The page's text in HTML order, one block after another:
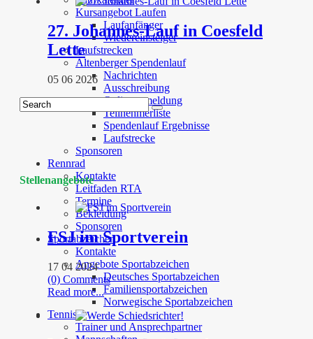
Kursangebot Laufen
Laufanfänger
Wiedereinsteiger
Laufstrecken
Altenberger Spendenlauf
Nachrichten
Ausschreibung
Onlineanmeldung
Teilnehmerliste
Spendenlauf Ergebnisse
Laufstrecke
Sponsoren
Rennrad
Kontakte
Leitfaden RTA
Termine
Bekleidung
Sponsoren
Sportabzeichen
Kontakte
Angebote Sportabzeichen
Deutsches Sportabzeichen
Familiensportabzeichen
Norwegische Sportabzeichen
Tennis
Trainer und Ansprechpartner
27. Johannes-Lauf in Coesfeld
Lette
05 06 2026
Stellenangebote
FSJ im Sportverein
17 04 2024
(0) Comments
Read more...